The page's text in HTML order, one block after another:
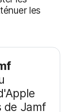
les
de Jamf